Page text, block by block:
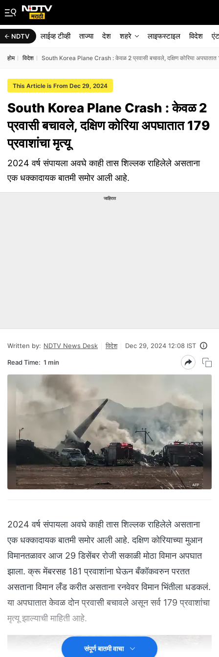
NDTV लाईव्ह टीव्ही ताज्या देश शहरे लाइफस्टाइल विदेश
होम विदेश South Korea Plane Crash : केवळ 2 प्रवासी बचावले, दक्षिण कोरिया अपघातात
This Article is From Dec 29, 2024
South Korea Plane Crash : केवळ 2
प्रवासी बचावले, दक्षिण कोरिया अपघातात 179
प्रवाशांचा मृत्यू
2024 वर्ष संपायला अवघे काही तास शिल्लक राहिलेले असताना
एक धक्कादायक बातमी समोर आली आहे.
जाहिरात
Written by: NDTV News Desk विदेश Dec 29, 2024 12:08 IST
Read Time: 1 min
2024 वर्ष संपायला अवघे काही तास शिल्लक राहिलेले असताना
एक धक्कादायक बातमी समोर आली आहे. दक्षिण कोरियाच्या मुआन
विमानतळावर आज 29 डिसेंबर रोजी सकाळी मोठा विमान अपघात
झाला. क्रू मेंबरसह 181 प्रवाशांना घेऊन बँकॉकवरुन परतत
असताना विमान लँड करीत असताना रनवेवर विमान भिंतीला धडकलं.
या अपघातात केवळ दोन प्रवासी बचावले असून सर्व 179 प्रवाशांचा
मृत्यू झाल्याची माहिती आहे.
संपूर्ण बातमी वाचा